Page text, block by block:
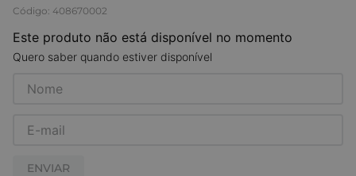
Código: 408670002
Este produto não está disponível no momento
Quero saber quando estiver disponível
ENVIAR